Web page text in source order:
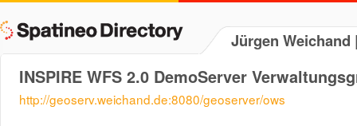
Jürgen
INSPIRE WFS 2.0 DemoServer
http://geoserv.weichand.de:8080/geoserver/ows